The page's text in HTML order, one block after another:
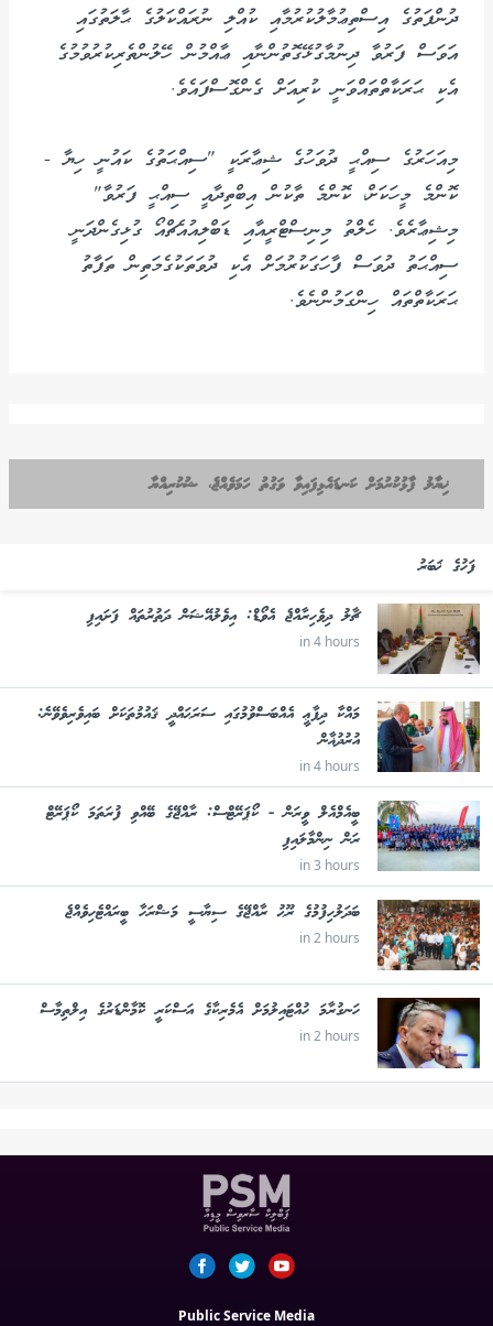
ދުންފަތުގެ އިސްތިޢުމާލުކުރުމާއި ކުއްލި ނުރައްކަލުގެ ޙާލަތުގައި
އަވަސް ފަރުވާ ދިނުމާގުޅޭގޮތުންނާއި ޢާއްމުން ހޭލުންތެރިކުރުވުމުގެ
އެކި ޙަރަކާތްތައްވަނީ ކުރިއަށް ގެންގޮސްފައެވެ.
މިއަހަރުގެ ސިއްޙީ ދުވަހުގެ ޝިޢާރަކީ "ސިއްޙަތުގެ ކައުނީ ހިޔާ -
ކޮންމެ މީހަކަށް، ކޮންމެ ތާކުން އިބްތިދާއީ ސިއްޙީ ފަރުވާ"
މިޝިޢާރެވެ. ހެލްތު މިނިސްޓްރީއާއި ޑަބްލިއުއެޗްއޯ ގުޅިގެންދަނީ
ސިއްޙަތު ދުވަސް ފާހަގަކުރުމަށް އެކި ދުވަތަކުގެމަތިން ތަފާތު
ޙަރަކާތްތައް ހިންގަމުންނެވެ.
ޚިޔާލު ފާޅުކުރުމަށް ކަނޑައެޅިފައިވާ ވަގުތު ހަމަވެއްޖެ، ޝުކުރިއްޔާ
ފަހުގެ ޚަބަރު
ޗާލު ދިވެހިރާއްޖެ އެވޯޑް: އިވެލުއޭޝަން ދަތުރުތައް ފަށައިފި
in 4 hours
މައްކާ ދިފާޢީ އެއްބަސްވުމުގައި ސަރަޙައްދީ ޤައުމުތަކަށް ބައިވެރިވެވޭނެ:
އުރުދުޣާން
in 4 hours
ބީއެމްއެލް ވީރަން - ކޯޕަރޭޓްސް: ރާއްޖޭގެ ބޭއްވި ފުރަތަމަ ކޯޕަރޭޓް
ރަން ނިންމާލައިފި
in 3 hours
ބަދަލުހިފުމުގެ ރޫޙު ރާއްޖޭގެ ސިޔާސީ މަޝްރަހާ ބީރައްޓެހިވެއްޖެ
in 2 hours
ހަނގުރާމަ ހުއްޓައިލުމަށް އެމެރިކާގެ އަސްކަރީ ކޮމާންޑަރުގެ އިލްތިމާސް
in 2 hours
Public Service Media